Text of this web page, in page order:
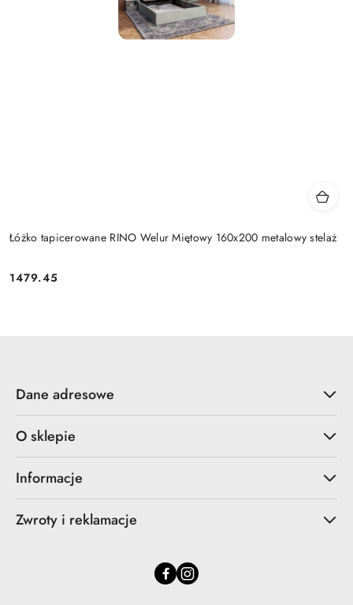
Łóżko tapicerowane RINO Welur Miętowy 160x200 metalowy stelaż
Cena:
1479.45
Dane adresowe
O sklepie
Informacje
Zwroty i reklamacje